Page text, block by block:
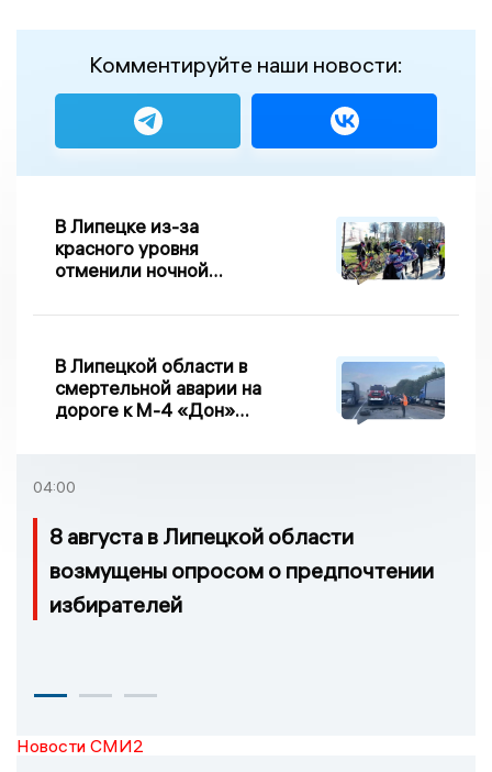
Комментируйте наши новости:
В Липецке из-за
красного уровня
отменили ночной
В Липецкой области в
смертельной аварии на
дороге к М-4 «Дон»
04:00
8 августа в Липецкой области
возмущены опросом о предпочтении
избирателей
Новости СМИ2